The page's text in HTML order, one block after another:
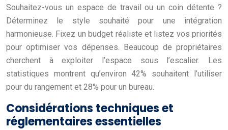
Souhaitez-vous un espace de travail ou un coin détente ?
Déterminez le style souhaité pour une intégration
harmonieuse. Fixez un budget réaliste et listez vos priorités
pour optimiser vos dépenses. Beaucoup de propriétaires
cherchent à exploiter l’espace sous l’escalier. Les
statistiques montrent qu’environ 42% souhaitent l’utiliser
pour du rangement et 28% pour un bureau.
Considérations techniques et
réglementaires essentielles